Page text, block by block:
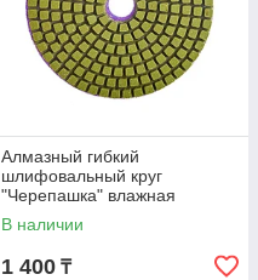
Алмазный гибкий
шлифовальный круг
"Черепашка" влажная
шлифовка, 100мм №1500
РемоКолор 74-4-150
В наличии
1 400 ₸